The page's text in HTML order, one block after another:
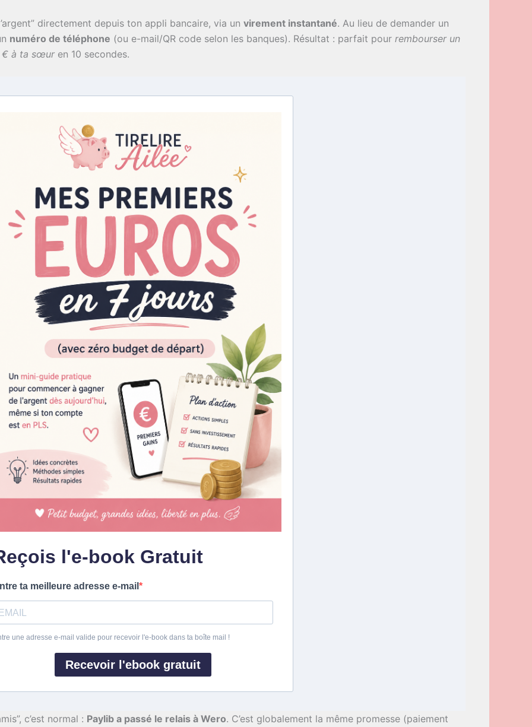
directement depuis ton appli bancaire, via un virement instantané. Au lieu de demander un
numéro de téléphone (ou e-mail/QR code selon les banques). Résultat : parfait pour rembourser un
€ à ta sœuren 10 secondes.
l'e-book Gratuit
ta meilleure adresse e-mail
une adresse e-mail valide pour recevoir l'e-book dans ta boîte mail !
Recevoir l'ebook gratuit
c’est normal : Paylib a passé le relais à Wero. C’est globalement la même promesse (paiement